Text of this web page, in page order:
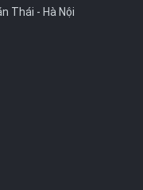
Thái - Hà Nội